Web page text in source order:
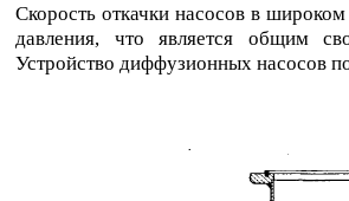
Скорость откачки насосов в
давления, что является общим
Устройство диффузионных насосов